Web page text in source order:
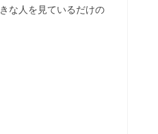
な人を見ているだけの